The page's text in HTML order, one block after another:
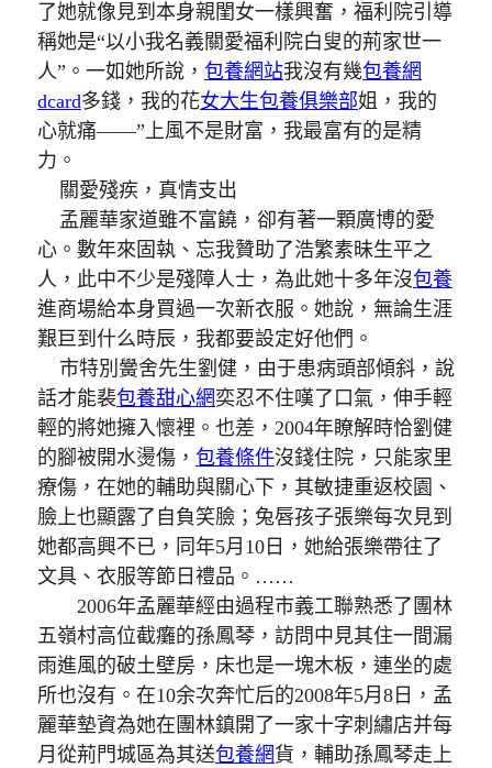
了她就像見到本身親閨女一樣興奮，福利院引導
稱她是“以小我名義關愛福利院白叟的荊家世一
人”。一如她所說， 包養網站我沒有幾包養網
dcard多錢，我的花女大生包養俱樂部姐，我的
心就痛——”上風不是財富，我最富有的是精
力。
關愛殘疾，真情支出
孟麗華家道雖不富饒，卻有著一顆廣博的愛
心。數年來固執、忘我贊助了浩繁素昧生平之
人，此中不少是殘障人士，為此她十多年沒包養
進商場給本身買過一次新衣服。她說，無論生涯
艱巨到什么時辰，我都要設定好他們。
市特別黌舍先生劉健，由于患病頭部傾斜，說
話才能裴包養甜心網奕忍不住嘆了口氣，伸手輕
輕的將她擁入懷裡。也差，2004年瞭解時恰劉健
的腳被開水燙傷， 包養條件沒錢住院，只能家里
療傷，在她的輔助與關心下，其敏捷重返校園、
臉上也顯露了自負笑臉；兔唇孩子張樂每次見到
她都高興不已，同年5月10日，她給張樂帶往了
文具、衣服等節日禮品。……
2006年孟麗華經由過程市義工聯熟悉了團林
五嶺村高位截癱的孫鳳琴，訪問中見其住一間漏
雨進風的破土壁房，床也是一塊木板，連坐的處
所也沒有。在10余次奔忙后的2008年5月8日，孟
麗華墊資為她在團林鎮開了一家十字刺繡店并每
月從荊門城區為其送包養網貨，輔助孫鳳琴走上